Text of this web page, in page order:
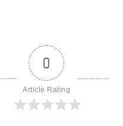
0
Article Rating